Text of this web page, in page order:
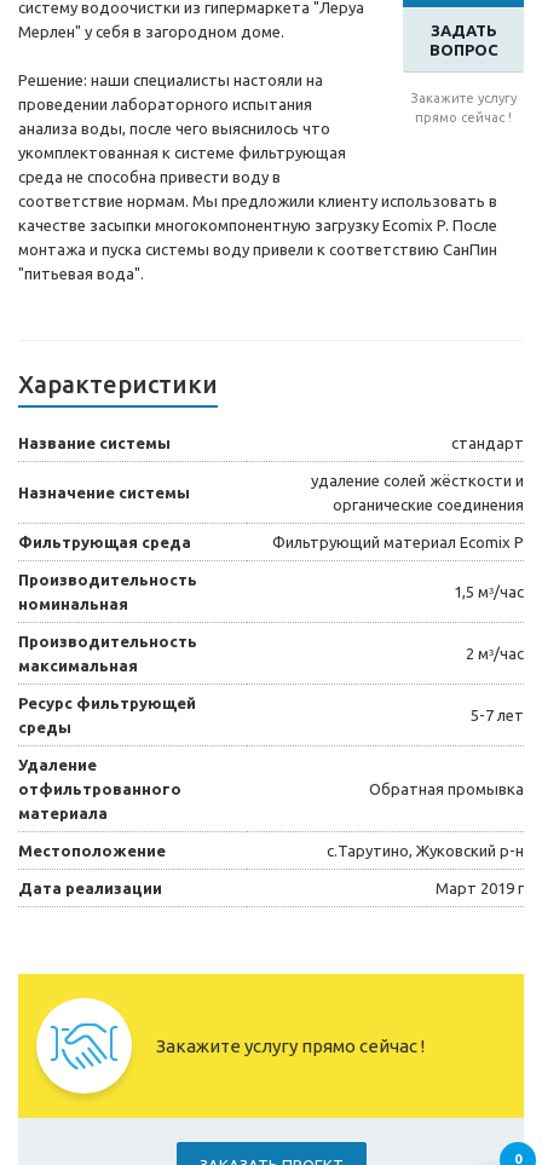
ЗАДАТЬ
ВОПРОС
Закажите услугу
прямо сейчас !
систему водоочистки из гипермаркета "Леруа
Мерлен" у себя в загородном доме.
Решение: наши специалисты настояли на
проведении лабораторного испытания
анализа воды, после чего выяснилось что
укомплектованная к системе фильтрующая
среда не способна привести воду в
соответствие нормам. Мы предложили клиенту использовать в
качестве засыпки многокомпонентную загрузку Ecomix P. После
монтажа и пуска системы воду привели к соответствию СанПин
"питьевая вода".
Характеристики
Название системы стандарт
Назначение системы
удаление солей жёсткости и
органические соединения
Фильтрующая среда Фильтрующий материал Ecomix P
Производительность
номинальная
1,5 мᶟ/час
Производительность
максимальная
2 мᶟ/час
Ресурс фильтрующей
среды
5-7 лет
Удаление
отфильтрованного
материала
Обратная промывка
Местоположение с.Тарутино, Жуковский р-н
Дата реализации Март 2019 г
Закажите услугу прямо сейчас !
0